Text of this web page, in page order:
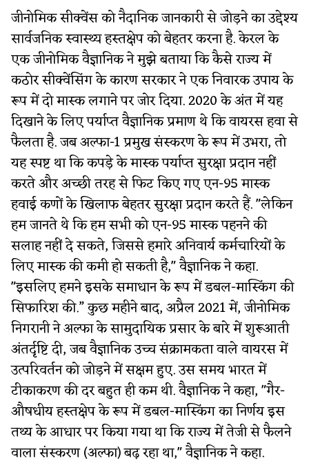
जीनोमिक सीक्वेंस को नैदानिक जानकारी से जोड़ने का उद्देश्य
सार्वजनिक स्वास्थ्य हस्तक्षेप को बेहतर करना है. केरल के
एक जीनोमिक वैज्ञानिक ने मुझे बताया कि कैसे राज्य में
कठोर सीक्वेंसिंग के कारण सरकार ने एक निवारक उपाय के
रूप में दो मास्क लगाने पर जोर दिया. 2020 के अंत में यह
दिखाने के लिए पर्याप्त वैज्ञानिक प्रमाण थे कि वायरस हवा से
फैलता है. जब अल्फा-1 प्रमुख संस्करण के रूप में उभरा, तो
यह स्पष्ट था कि कपड़े के मास्क पर्याप्त सुरक्षा प्रदान नहीं
करते और अच्छी तरह से फिट किए गए एन-95 मास्क
हवाई कणों के खिलाफ बेहतर सुरक्षा प्रदान करते हैं. "लेकिन
हम जानते थे कि हम सभी को एन-95 मास्क पहनने की
सलाह नहीं दे सकते, जिससे हमारे अनिवार्य कर्मचारियों के
लिए मास्क की कमी हो सकती है," वैज्ञानिक ने कहा.
"इसलिए हमने इसके समाधान के रूप में डबल-मास्किंग की
सिफारिश की.” कुछ महीने बाद, अप्रैल 2021 में, जीनोमिक
निगरानी ने अल्फा के सामुदायिक प्रसार के बारे में शुरूआती
अंतर्दृष्टि दी, जब वैज्ञानिक उच्च संक्रामकता वाले वायरस में
उत्परिवर्तन को जोड़ने में सक्षम हुए. उस समय भारत में
टीकाकरण की दर बहुत ही कम थी. वैज्ञानिक ने कहा, "गैर-
औषधीय हस्तक्षेप के रूप में डबल-मास्किंग का निर्णय इस
तथ्य के आधार पर किया गया था कि राज्य में तेजी से फैलने
वाला संस्करण (अल्फा) बढ़ रहा था," वैज्ञानिक ने कहा.